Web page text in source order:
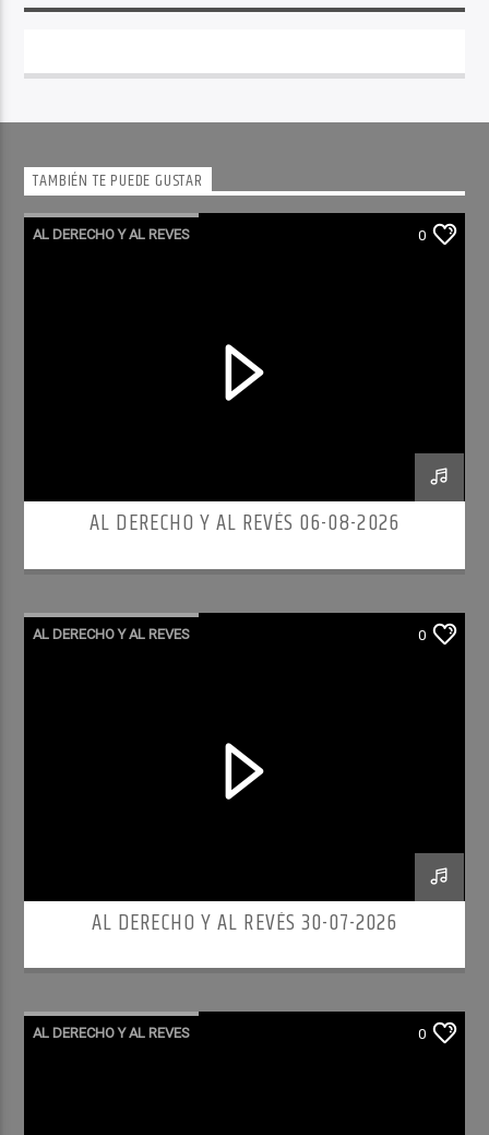
TAMBIÉN TE PUEDE GUSTAR
AL DERECHO Y AL REVES 0
AL DERECHO Y AL REVÉS 06-08-2026
AL DERECHO Y AL REVES 0
AL DERECHO Y AL REVÉS 30-07-2026
AL DERECHO Y AL REVES 0